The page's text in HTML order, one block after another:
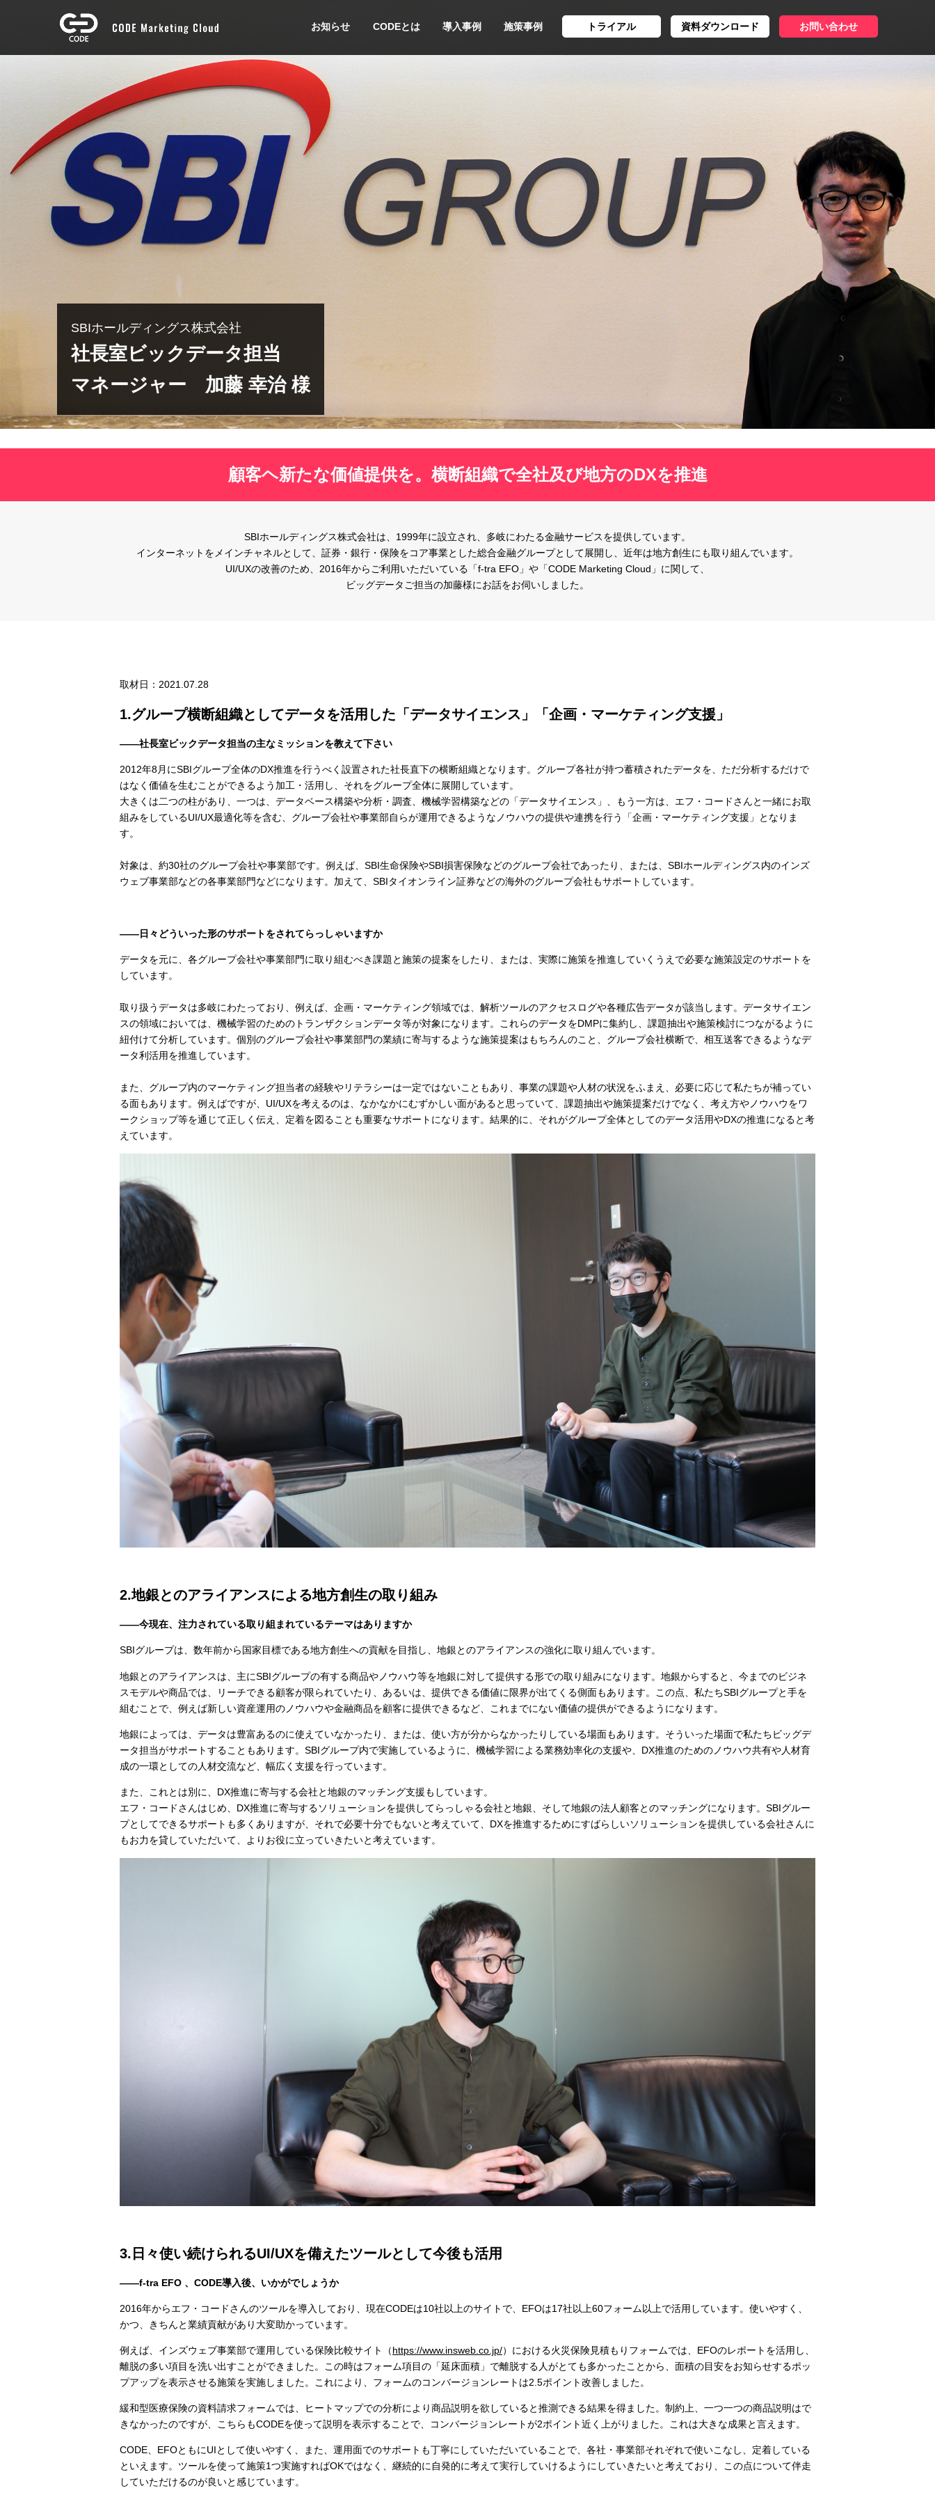
お知らせ CODEとは 導入事例 施策事例 トライアル 資料ダウンロード お問い合わせ
SBIホールディングス株式会社
社長室ビックデータ担当
マネージャー 加藤 幸治 様
顧客ヘ新たな価値提供を。横断組織で全社及び地方のDXを推進
SBIホールディングス株式会社は、1999年に設立され、多岐にわたる金融サービスを提供しています。
インターネットをメインチャネルとして、証券・銀行・保険をコア事業とした総合金融グループとして展開し、近年は地方創生にも取り組んでいます。
UI/UXの改善のため、2016年からご利用いただいている「f-tra EFO」や「CODE Marketing Cloud」に関して、
ビッグデータご担当の加藤様にお話をお伺いしました。
取材日： 2021.07.28
1.グループ横断組織としてデータを活用した「データサイエンス」「企画・マーケティング支援」
――社長室ビックデータ担当の主なミッションを教えて下さい
2012年8月にSBIグループ全体のDX推進を行うべく設置された社長直下の横断組織となります。グループ各社が持つ蓄積されたデータを、ただ分析するだけで
はなく価値を生むことができるよう加工・活用し、それをグループ全体に展開しています。
大きくは二つの柱があり、一つは、データベース構築や分析・調査、機械学習構築などの「データサイエンス」、もう一方は、エフ・コードさんと一緒にお取
組みをしているUI/UX最適化等を含む、グループ会社や事業部自らが運用できるようなノウハウの提供や連携を行う「企画・マーケティング支援」となりま
す。
対象は、約30社のグループ会社や事業部です。例えば、SBI生命保険やSBI損害保険などのグループ会社であったり、または、SBIホールディングス内のインズ
ウェブ事業部などの各事業部門などになります。加えて、SBIタイオンライン証券などの海外のグループ会社もサポートしています。
――日々どういった形のサポートをされてらっしゃいますか
データを元に、各グループ会社や事業部門に取り組むべき課題と施策の提案をしたり、または、実際に施策を推進していくうえで必要な施策設定のサポートを
しています。
取り扱うデータは多岐にわたっており、例えば、企画・マーケティング領域では、解析ツールのアクセスログや各種広告データが該当します。データサイエン
スの領域においては、機械学習のためのトランザクションデータ等が対象になります。これらのデータをDMPに集約し、課題抽出や施策検討につながるように
紐付けて分析しています。個別のグループ会社や事業部門の業績に寄与するような施策提案はもちろんのこと、グループ会社横断で、相互送客できるようなデ
ータ利活用を推進しています。
また、グループ内のマーケティング担当者の経験やリテラシーは一定ではないこともあり、事業の課題や人材の状況をふまえ、必要に応じて私たちが補ってい
る面もあります。例えばですが、UI/UXを考えるのは、なかなかにむずかしい面があると思っていて、課題抽出や施策提案だけでなく、考え方やノウハウをワ
ークショップ等を通じて正しく伝え、定着を図ることも重要なサポートになります。結果的に、それがグループ全体としてのデータ活用やDXの推進になると考
えています。
2.地銀とのアライアンスによる地方創生の取り組み
――今現在、注力されている取り組まれているテーマはありますか
SBIグループは、数年前から国家目標である地方創生への貢献を目指し、地銀とのアライアンスの強化に取り組んでいます。
地銀とのアライアンスは、主にSBIグループの有する商品やノウハウ等を地銀に対して提供する形での取り組みになります。地銀からすると、今までのビジネ
スモデルや商品では、リーチできる顧客が限られていたり、あるいは、提供できる価値に限界が出てくる側面もあります。この点、私たちSBIグループと手を
組むことで、例えば新しい資産運用のノウハウや金融商品を顧客に提供できるなど、これまでにない価値の提供ができるようになります。
地銀によっては、データは豊富あるのに使えていなかったり、または、使い方が分からなかったりしている場面もあります。そういった場面で私たちビッグデ
ータ担当がサポートすることもあります。SBIグループ内で実施しているように、機械学習による業務効率化の支援や、DX推進のためのノウハウ共有や人材育
成の一環としての人材交流など、幅広く支援を行っています。
また、これとは別に、DX推進に寄与する会社と地銀のマッチング支援もしています。
エフ・コードさんはじめ、DX推進に寄与するソリューションを提供してらっしゃる会社と地銀、そして地銀の法人顧客とのマッチングになります。SBIグルー
プとしてできるサポートも多くありますが、それで必要十分でもないと考えていて、DXを推進するためにすばらしいソリューションを提供している会社さんに
もお力を貸していただいて、よりお役に立っていきたいと考えています。
3.日々使い続けられるUI/UXを備えたツールとして今後も活用
――f-tra EFO 、CODE導入後、いかがでしょうか
2016年からエフ・コードさんのツールを導入しており、現在CODEは10社以上のサイトで、EFOは17社以上60フォーム以上で活用しています。使いやすく、
かつ、きちんと業績貢献があり大変助かっています。
例えば、インズウェブ事業部で運用している保険比較サイト（https://www.insweb.co.jp/）における火災保険見積もりフォームでは、EFOのレポートを活用し、
離脱の多い項目を洗い出すことができました。この時はフォーム項目の「延床面積」で離脱する人がとても多かったことから、面積の目安をお知らせするポッ
プアップを表示させる施策を実施しました。これにより、フォームのコンバージョンレートは2.5ポイント改善しました。
緩和型医療保険の資料請求フォームでは、ヒートマップでの分析により商品説明を欲していると推測できる結果を得ました。制約上、一つ一つの商品説明はで
きなかったのですが、こちらもCODEを使って説明を表示することで、コンバージョンレートが2ポイント近く上がりました。これは大きな成果と言えます。
CODE、EFOともにUIとして使いやすく、また、運用面でのサポートも丁寧にしていただいていることで、各社・事業部それぞれで使いこなし、定着している
といえます。ツールを使って施策1つ実施すればOKではなく、継続的に自発的に考えて実行していけるようにしていきたいと考えており、この点について伴走
していただけるのが良いと感じています。